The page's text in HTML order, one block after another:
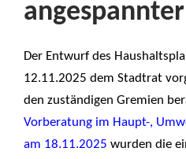
Der Entwurf des
12.11.2025 dem Stadtrat
den zuständigen Gremien
Vorberatung im Haupt-,
am 18.11.2025 wurden die